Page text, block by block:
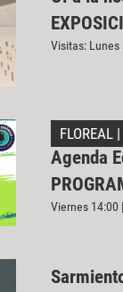
Visitas: Lunes
FLOREAL
Agenda
Viernes 14:00